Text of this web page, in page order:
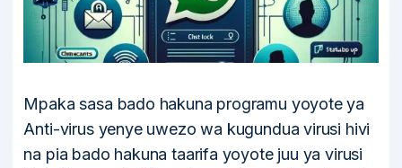
Mpaka sasa bado hakuna programu yoyote ya
Anti-virus yenye uwezo wa kugundua virusi hivi
na pia bado hakuna taarifa yoyote juu ya virusi